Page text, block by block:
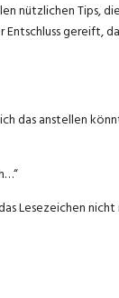
nützlichen Tips,
gereift,
das anstellen
Lesezeichen